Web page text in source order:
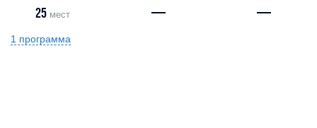
25 мест — —
1 программа